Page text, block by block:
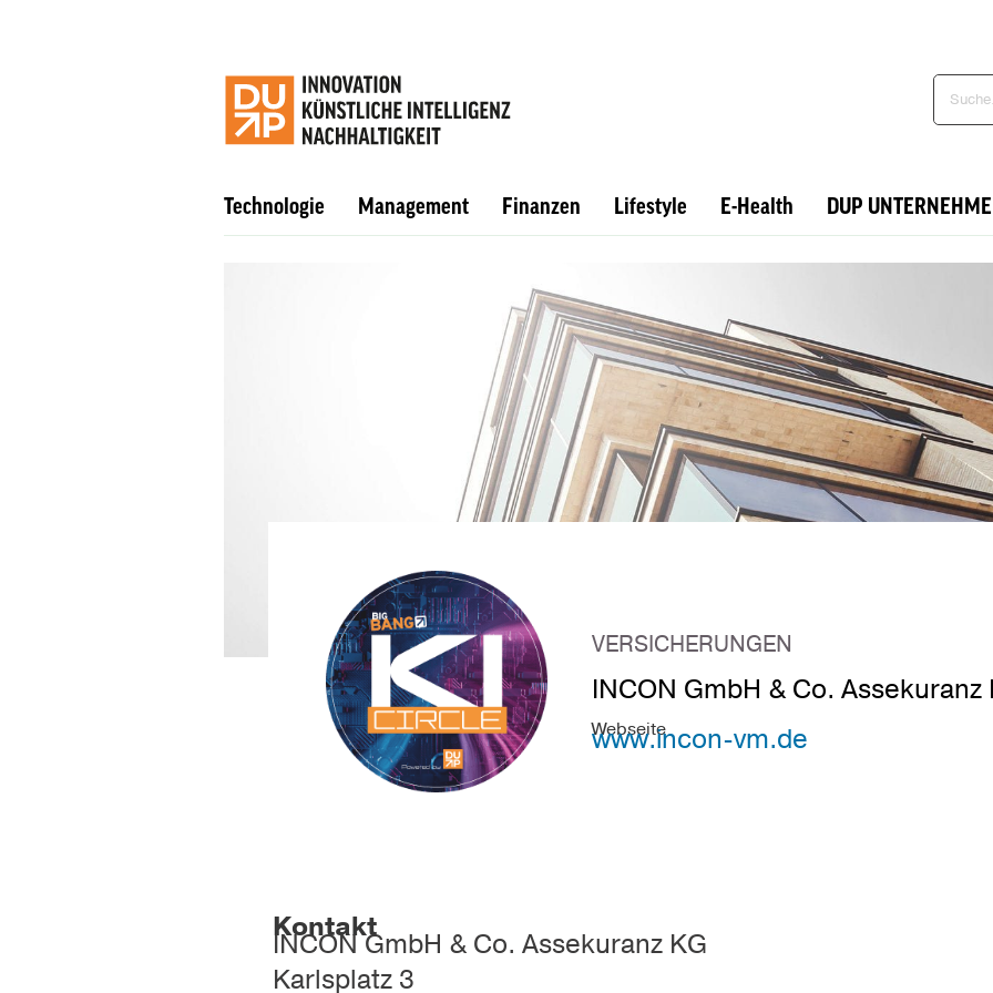
Technologie Management Finanzen Lifestyle E-Health DUP
VERSICHERUNGEN
INCON GmbH & Co. Assekuranz
Webseite
www.incon-vm.de
Kontakt
INCON GmbH & Co. Assekuranz KG
Karlsplatz 3